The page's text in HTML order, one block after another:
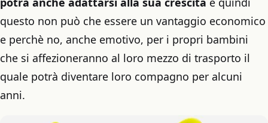
questo non può che essere un vantaggio economico
e perchè no, anche emotivo, per i propri bambini
che si affezioneranno al loro mezzo di trasporto il
quale potrà diventare loro compagno per alcuni
anni.